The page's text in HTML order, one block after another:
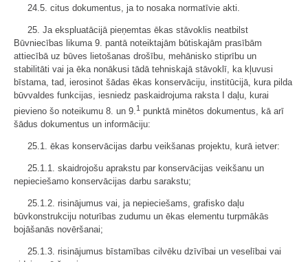
24.5. citus dokumentus, ja to nosaka normatīvie akti.
25. Ja ekspluatācijā pieņemtas ēkas stāvoklis neatbilst
Būvniecības likuma 9. pantā noteiktajām būtiskajām prasībām
attiecībā uz būves lietošanas drošību, mehānisko stiprību un
stabilitāti vai ja ēka nonākusi tādā tehniskajā stāvoklī, ka kļuvusi
bīstama, tad, ierosinot šādas ēkas konservāciju, institūcijā, kura pilda
būvvaldes funkcijas, iesniedz paskaidrojuma raksta I daļu, kurai
pievieno šo noteikumu 8. un 9.1 punktā minētos dokumentus, kā arī
šādus dokumentus un informāciju:
25.1. ēkas konservācijas darbu veikšanas projektu, kurā ietver:
25.1.1. skaidrojošu aprakstu par konservācijas veikšanu un
nepieciešamo konservācijas darbu sarakstu;
25.1.2. risinājumus vai, ja nepieciešams, grafisko daļu
būvkonstrukciju noturības zudumu un ēkas elementu turpmākās
bojāšanās novēršanai;
25.1.3. risinājumus bīstamības cilvēku dzīvībai un veselībai vai